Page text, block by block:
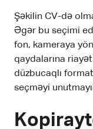
Şəkilin CV-də
Əgər bu seçimi
fon, kameraya
qaydalarına
düzbucaqlı
seçməyi